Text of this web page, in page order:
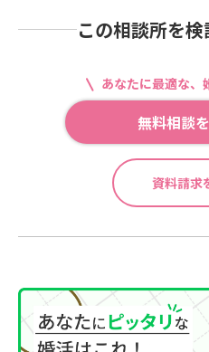
この相談所を
あなたに最適な、
無料相談
資料請求